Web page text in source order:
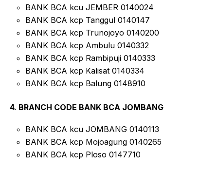
BANK BCA kcu JEMBER 0140024
BANK BCA kcp Tanggul 0140147
BANK BCA kcp Trunojoyo 0140200
BANK BCA kcp Ambulu 0140332
BANK BCA kcp Rambipuji 0140333
BANK BCA kcp Kalisat 0140334
BANK BCA kcp Balung 0148910
4. BRANCH CODE BANK BCA JOMBANG
BANK BCA kcu JOMBANG 0140113
BANK BCA kcp Mojoagung 0140265
BANK BCA kcp Ploso 0147710